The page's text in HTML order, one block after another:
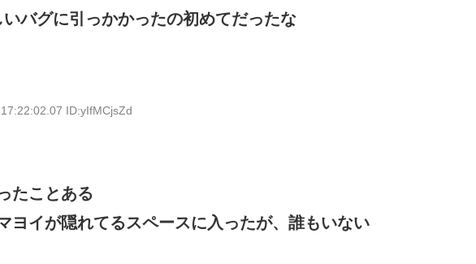
バグに引っかかったの初めてだったな
ID:yIfMCjsZd
たことある
ヨイが隠れてるスペースに入ったが、誰もいない